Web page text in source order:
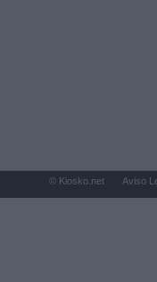
© Kiosko.net Aviso